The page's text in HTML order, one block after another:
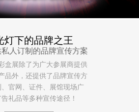
灯下的品牌之王
人订制的品牌宣传方案
盒展除了为广大参展商提供
品外，还提供了品牌宣传方
官网、证件、展馆现场广
礼品等多种宣传途径！